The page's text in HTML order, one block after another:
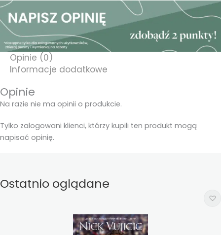
Opinie (0)
Informacje dodatkowe
Opinie
Na razie nie ma opinii o produkcie.
Tylko zalogowani klienci, którzy kupili ten produkt mogą
napisać opinię.
Ostatnio oglądane